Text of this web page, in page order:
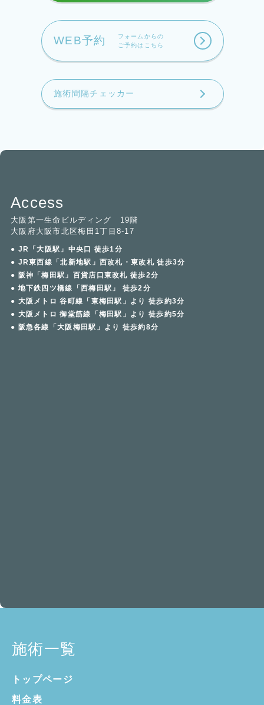
WEB予約
フォームからの
ご予約はこちら
施術間隔チェッカー
Access
大阪第一生命ビルディング 19階
大阪府大阪市北区梅田1丁目8-17
● JR「大阪駅」中央口 徒歩1分
● JR東西線「北新地駅」西改札・東改札 徒歩3分
● 阪神「梅田駅」百貨店口東改札 徒歩2分
● 地下鉄四ツ橋線「西梅田駅」 徒歩2分
● 大阪メトロ 谷町線「東梅田駅」より 徒歩約3分
● 大阪メトロ 御堂筋線「梅田駅」より 徒歩約5分
● 阪急各線「大阪梅田駅」より 徒歩約8分
施術一覧
トップページ
料金表